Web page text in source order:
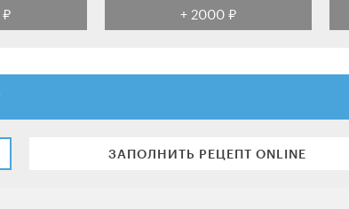
+ 2000 ₽
ЗАПОЛНИТЬ РЕЦЕПТ ONLINE